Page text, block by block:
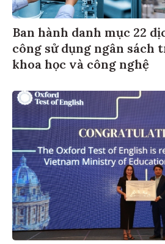
Ban hành danh mục 22
công sử dụng ngân sách
khoa học và công nghệ